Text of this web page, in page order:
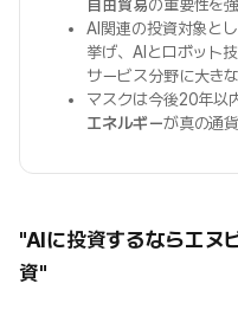
自由貿易の重要性を
AI関連の投資対象と
挙げ、AIとロボット
サービス分野に大き
マスクは今後20年以
エネルギーが真の通
"AIに投資するならエヌ
資"